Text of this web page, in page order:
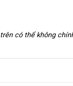
có thể không